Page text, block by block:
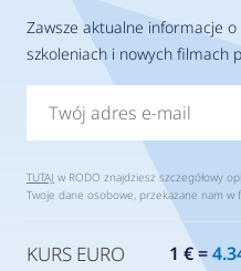
Zawsze aktualne informacje
szkoleniach i nowych filmach
TUTAJ w RODO znajdziesz szczegółowy
Twoje dane osobowe, przekazane nam w
KURS EURO 1 € =